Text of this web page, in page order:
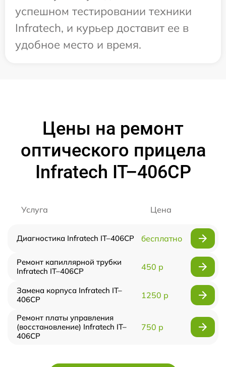
успешном тестировании техники
Infratech, и курьер доставит ее в
удобное место и время.
Цены на ремонт
оптического прицела
Infratech IT–406СP
Услуга Цена
Диагностика Infratech IT–406СP бесплатно
Ремонт капиллярной трубки
Infratech IT–406СP
450 р
Замена корпуса Infratech IT–
406СP
1250 р
Ремонт платы управления
(восстановление) Infratech IT–
406СP
750 р